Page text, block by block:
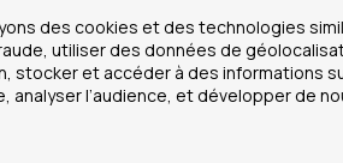
des cookies et des technologies
utiliser des données de
stocker et accéder à des informations
analyser l’audience, et développer de
?
Service grands
Modes de paiement
Administrations